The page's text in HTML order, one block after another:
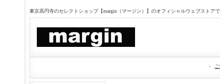
東京高円寺のセレクトショップ【margin（マージン）】のオフィシャルウェブストア